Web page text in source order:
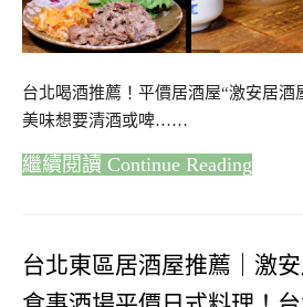
台北喝酒推薦！平價居酒屋“激安居酒
美味想要清酒或啤……
Continue Reading
台北東區居酒屋推薦｜激